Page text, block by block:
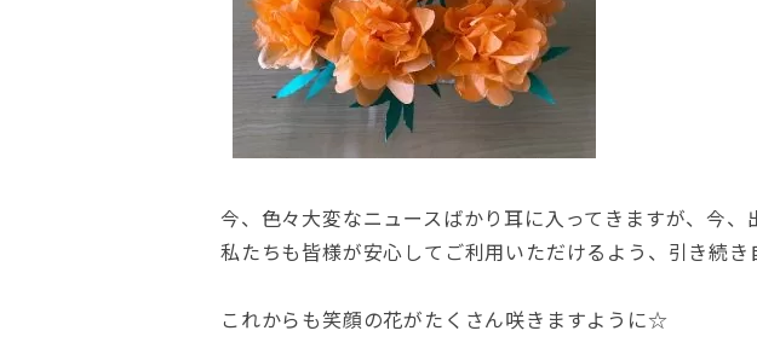
今、色々大変なニュースばかり耳に入ってきますが、今、
私たちも皆様が安心してご利用いただけるよう、引き続き
これからも笑顔の花がたくさん咲きますように☆